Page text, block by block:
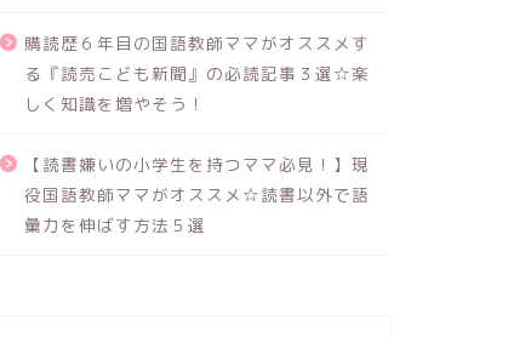
購読歴６年目の国語教師ママがオススメす
る『読売こども新聞』の必読記事３選☆楽
しく知識を増やそう！
【読書嫌いの小学生を持つママ必見！】現
役国語教師ママがオススメ☆読書以外で語
彙力を伸ばす方法５選